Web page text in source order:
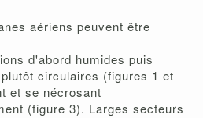
aériens peuvent être
d'abord humides puis
circulaires (figures 1 et
et se nécrosant
(figure 3). Larges secteurs